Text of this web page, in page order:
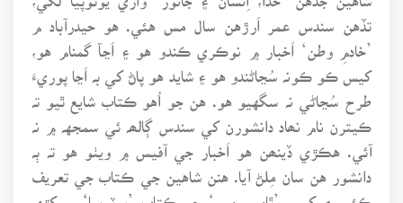
تڏهن سندس عمر اَرڙهن سال مس هئي. هو حيدرآباد م
’خادمِ وطن‘ اَخبار ۾ نوڪري ڪندو هو ۽ اَڃآ گمنام هو،
کيس ڪو ڪونہ سُڃاڻندو هو ۽ شايد هو پاڻ کي بہ اَڃا پوريءَ
طرح سُڃاڻي نہ سگهيو هو. هن جو اُهو ڪتاب شايع ٿيو تہ
ڪيترن نام نھاد دانشورن کي سندس ڳالھہ ئي سمجهہ ۾ نہ
آئي. هڪڙي ڏينھن هو اَخبار جي آفيس ۾ ويٺو هو تہ ٻہ
دانشور هن سان مِلڻ آيا. هنن شاهين جي ڪتاب جي تعريف
ڪئي ۽ کيس ’ٿامس مور‘ جو ڪتاب ’يوٽوپيا‘ سوکڙي